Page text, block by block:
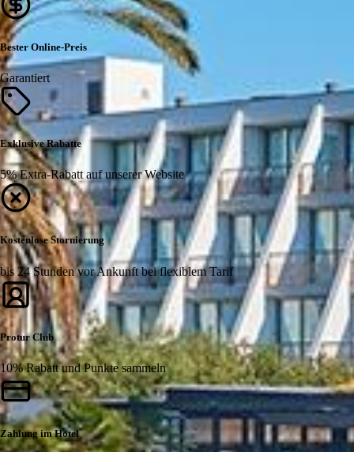
Bester Online-Preis
Garantiert
Exklusive Rabatte
5% Extra-Rabatt auf unserer Website
Kostenlose Stornierung
bis 24 Stunden vor Ankunft bei flexiblem Tarif
Protur Club
10% Rabatt und Punkte sammeln
Zahlung im Hotel